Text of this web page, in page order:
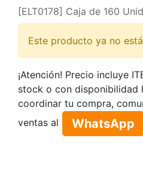
[ELT0178] Caja de 160
Este producto ya no
¡Atención! Precio incluye
stock o con disponibilidad
coordinar tu compra,
ventas al
WhatsApp​​​​